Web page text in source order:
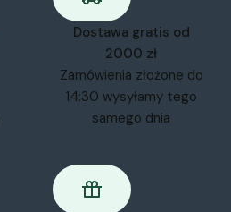
Dostawa gratis od
2000 zł
Zamówienia złożone do
14:30 wysyłamy tego
samego dnia